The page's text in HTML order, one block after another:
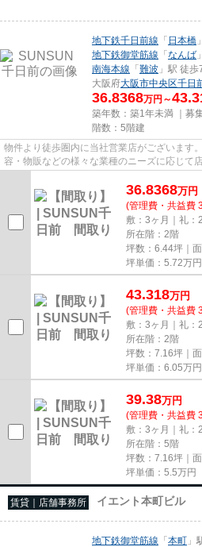
地下鉄千日前線 「 日本橋
地下鉄御堂筋線 「なんば
南海本線 「難波 」駅 徒歩
大阪府大阪市中央区千日
36.8368万円～
築年数：築1年未満 ｜募
階数：5階建
物件より徒歩圏内に当社営業店がございます
容・物販などの様々な業種のニーズに応じて
尚、弊社ではおとり広告は一切...
36.8368万円
(管理費・共益費
敷：3ヶ月｜礼：
所在階：2階
坪数：6.44坪｜
坪単価： 5.72万円
43.318万円
(管理費・共益費
敷：3ヶ月｜礼：
所在階：2階
坪数：7.16坪｜
坪単価： 6.05万円
39.38万円
(管理費・共益費
敷：3ヶ月｜礼：
所在階：5階
坪数：7.16坪｜
坪単価： 5.5万円
賃貸｜店舗事務所 イエント本町ビル
地下鉄御堂筋線 「本町 」